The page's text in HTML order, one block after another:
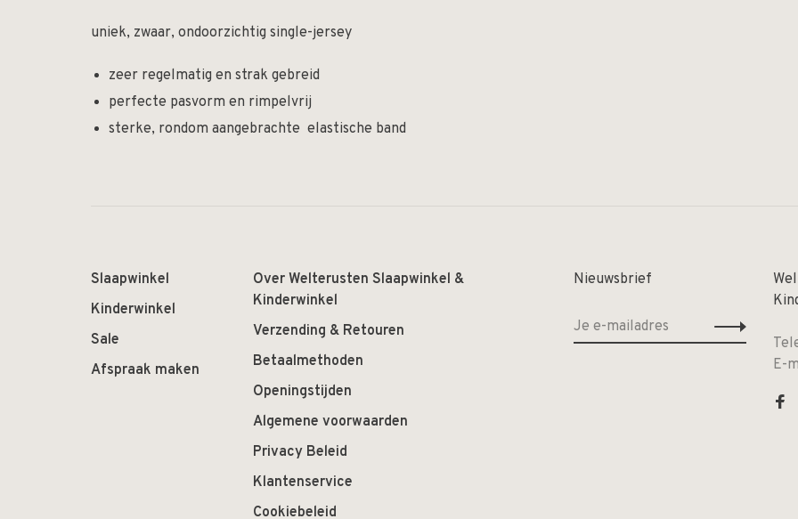
uniek, zwaar, ondoorzichtig single-jersey
zeer regelmatig en strak gebreid
perfecte pasvorm en rimpelvrij
sterke, rondom aangebrachte elastische band
Slaapwinkel
Kinderwinkel
Sale
Afspraak maken
Over Welterusten Slaapwinkel &
Kinderwinkel
Verzending & Retouren
Betaalmethoden
Openingstijden
Algemene voorwaarden
Privacy Beleid
Klantenservice
Cookiebeleid
Nieuwsbrief
E-